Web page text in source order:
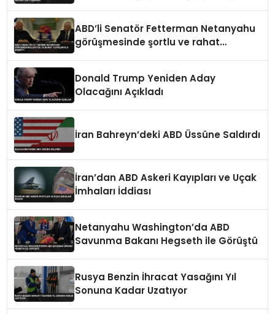
ABD’li Senatör Fetterman Netanyahu
görüşmesinde şortlu ve rahat
Donald Trump Yeniden Aday
Olacağını Açıkladı
İran Bahreyn’deki ABD Üssüne Saldırdı
İran’dan ABD Askeri Kayıpları ve Uçak
İmhaları İddiası
Netanyahu Washington’da ABD
Savunma Bakanı Hegseth ile Görüştü
Rusya Benzin İhracat Yasağını Yıl
Sonuna Kadar Uzatıyor